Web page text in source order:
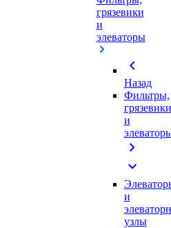
грязевики
и
элеваторы
chevron_left
Назад
Фильтры,
грязевики
и
chevron_right
expand_more
и
узлы